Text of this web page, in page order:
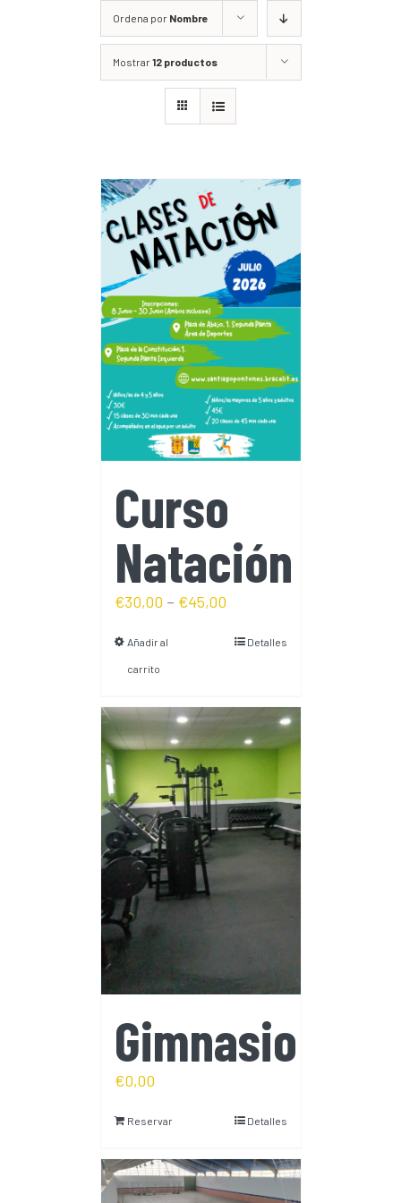
Ordena por Nombre
Mostrar12 productos
Curso
Natación
€30,00 – €45,00
Añadir al
carrito
Detalles
Gimnasio
€0,00
Reservar Detalles